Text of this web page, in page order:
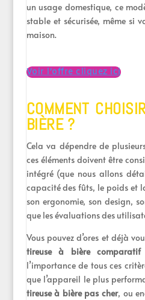
un usage domestique, ce
stable et sécurisée, même si
maison.
Voir l’offre cliquez ici
COMMENT
BIÈRE ?
Cela va dépendre de
ces éléments doivent être
intégré (que nous allons
capacité des fûts, le poids et
son ergonomie, son design,
que les évaluations des
Vous pouvez d’ores et déjà
tireuse à bière comparatif
l’importance de tous ces
que l’appareil le plus
tireuse à bière pas cher, ou